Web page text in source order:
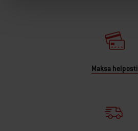
Maksa helposti